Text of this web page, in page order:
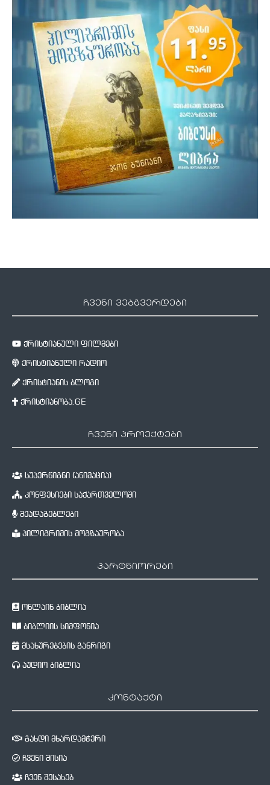
ჩვენი ვებგვერდები
ქრისტიანული ფილმები
ქრისტიანული რადიო
ქრისტიანის ბლოგი
ქრისტიანობა.GE
ჩვენი პროექტები
სუპერწიგნი (ანიმაცია)
კონფესიები საქართველოში
მქადაგებლები
პილიგრიმის მოგზაურობა
პარტნიორები
ონლაინ ბიბლია
ბიბლიის სიმფონია
მსახურებების განრიგი
აუდიო ბიბლია
კონტაქტი
გახდი მხარდამჭერი
ჩვენი მისია
ჩვენ შესახებ